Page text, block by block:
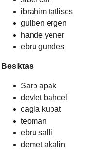
ibrahim tatlises
gulben ergen
hande yener
ebru gundes
Besiktas
Sarp apak
devlet bahceli
cagla kubat
teoman
ebru salli
demet akalin